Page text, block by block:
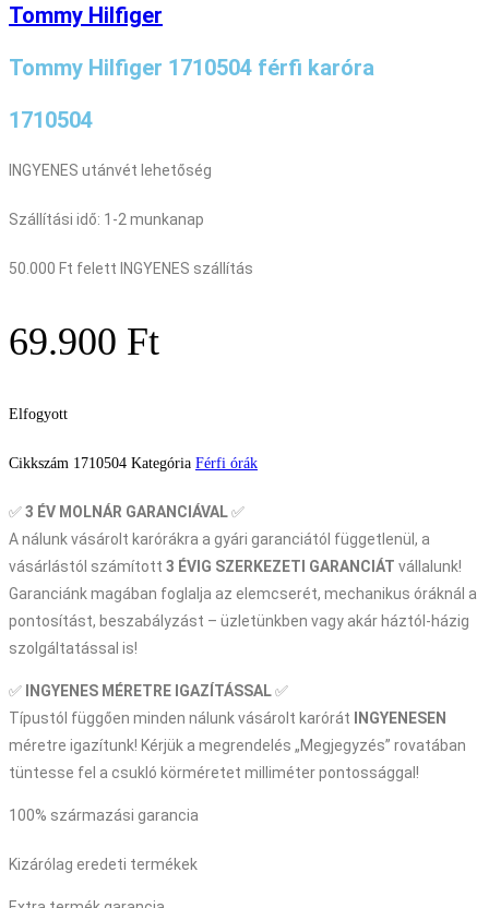
Tommy Hilfiger
Tommy Hilfiger 1710504 férfi karóra
1710504
INGYENES utánvét lehetőség
Szállítási idő: 1-2 munkanap
50.000 Ft felett INGYENES szállítás
69.900 Ft
Elfogyott
Cikkszám 1710504 Kategória Férfi órák
✅3 ÉV MOLNÁR GARANCIÁVAL✅
A nálunk vásárolt karórákra a gyári garanciától függetlenül, a
vásárlástól számított 3 ÉVIG SZERKEZETI GARANCIÁT vállalunk!
Garanciánk magában foglalja az elemcserét, mechanikus óráknál a
pontosítást, beszabályzást – üzletünkben vagy akár háztól-házig
szolgáltatással is!
✅ INGYENES MÉRETRE IGAZÍTÁSSAL✅
Típustól függően minden nálunk vásárolt karórát
INGYENESEN
méretre igazítunk! Kérjük a megrendelés „Megjegyzés” rovatában
tüntesse fel a csukló körméretet milliméter pontossággal!
100% származási garancia
Kizárólag eredeti termékek